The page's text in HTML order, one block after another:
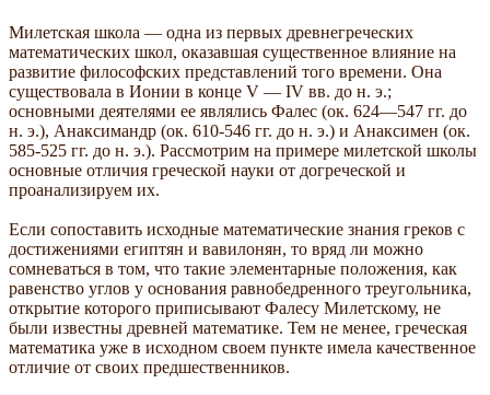
Милетская школа — одна из первых древнегреческих
математических школ, оказавшая существенное влияние на
развитие философских представлений того времени. Она
существовала в Ионии в конце V — IV вв. до н. э.;
основными деятелями ее являлись Фалес (ок. 624—547 гг. до
н. э.), Анаксимандр (ок. 610-546 гг. до н. э.) и Анаксимен (ок.
585-525 гг. до н. э.). Рассмотрим на примере милетской школы
основные отличия греческой науки от догреческой и
проанализируем их.
Если сопоставить исходные математические знания греков с
достижениями египтян и вавилонян, то вряд ли можно
сомневаться в том, что такие элементарные положения, как
равенство углов у основания равнобедренного треугольника,
открытие которого приписывают Фалесу Милетскому, не
были известны древней математике. Тем не менее, греческая
математика уже в исходном своем пункте имела качественное
отличие от своих предшественников.